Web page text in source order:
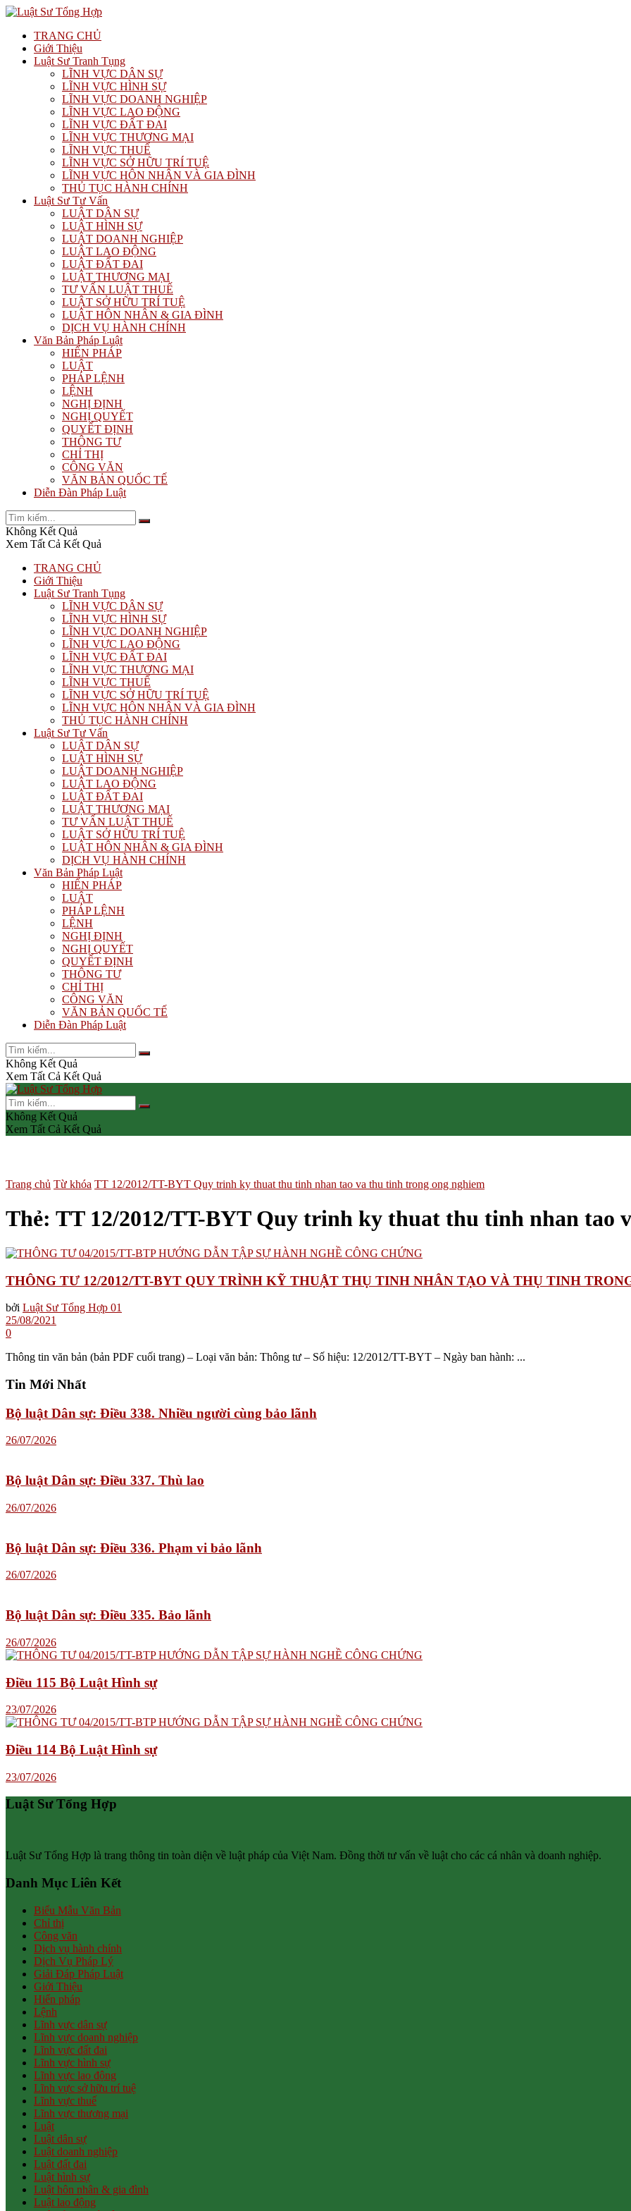
TRANG CHỦ
Giới Thiệu
Luật Sư Tranh Tụng
LĨNH VỰC DÂN SỰ
LĨNH VỰC HÌNH SỰ
LĨNH VỰC DOANH NGHIỆP
LĨNH VỰC LAO ĐỘNG
LĨNH VỰC ĐẤT ĐAI
LĨNH VỰC THƯƠNG MẠI
LĨNH VỰC THUẾ
LĨNH VỰC SỞ HỮU TRÍ TUỆ
LĨNH VỰC HÔN NHÂN VÀ GIA ĐÌNH
THỦ TỤC HÀNH CHÍNH
Luật Sư Tư Vấn
LUẬT DÂN SỰ
LUẬT HÌNH SỰ
LUẬT DOANH NGHIỆP
LUẬT LAO ĐỘNG
LUẬT ĐẤT ĐAI
LUẬT THƯƠNG MẠI
TƯ VẤN LUẬT THUẾ
LUẬT SỞ HỮU TRÍ TUỆ
LUẬT HÔN NHÂN & GIA ĐÌNH
DỊCH VỤ HÀNH CHÍNH
Văn Bản Pháp Luật
HIẾN PHÁP
LUẬT
PHÁP LỆNH
LỆNH
NGHỊ ĐỊNH
NGHỊ QUYẾT
QUYẾT ĐỊNH
THÔNG TƯ
CHỈ THỊ
CÔNG VĂN
VĂN BẢN QUỐC TẾ
Diễn Đàn Pháp Luật
Không Kết Quả
Xem Tất Cả Kết Quả
TRANG CHỦ
Giới Thiệu
Luật Sư Tranh Tụng
LĨNH VỰC DÂN SỰ
LĨNH VỰC HÌNH SỰ
LĨNH VỰC DOANH NGHIỆP
LĨNH VỰC LAO ĐỘNG
LĨNH VỰC ĐẤT ĐAI
LĨNH VỰC THƯƠNG MẠI
LĨNH VỰC THUẾ
LĨNH VỰC SỞ HỮU TRÍ TUỆ
LĨNH VỰC HÔN NHÂN VÀ GIA ĐÌNH
THỦ TỤC HÀNH CHÍNH
Luật Sư Tư Vấn
LUẬT DÂN SỰ
LUẬT HÌNH SỰ
LUẬT DOANH NGHIỆP
LUẬT LAO ĐỘNG
LUẬT ĐẤT ĐAI
LUẬT THƯƠNG MẠI
TƯ VẤN LUẬT THUẾ
LUẬT SỞ HỮU TRÍ TUỆ
LUẬT HÔN NHÂN & GIA ĐÌNH
DỊCH VỤ HÀNH CHÍNH
Văn Bản Pháp Luật
HIẾN PHÁP
LUẬT
PHÁP LỆNH
LỆNH
NGHỊ ĐỊNH
NGHỊ QUYẾT
QUYẾT ĐỊNH
THÔNG TƯ
CHỈ THỊ
CÔNG VĂN
VĂN BẢN QUỐC TẾ
Diễn Đàn Pháp Luật
Không Kết Quả
Xem Tất Cả Kết Quả
Không Kết Quả
Xem Tất Cả Kết Quả
Trang chủ Từ khóa TT 12/2012/TT-BYT Quy trinh ky thuat thu tinh nhan tao va thu tinh trong ong nghiem
Thẻ: TT 12/2012/TT-BYT Quy trinh ky thuat thu tinh nhan tao
THÔNG TƯ 12/2012/TT-BYT QUY TRÌNH KỸ THUẬT THỤ TINH NHÂN TẠO VÀ THỤ TINH
bởi Luật Sư Tổng Hợp 01
25/08/2021
0
Thông tin văn bản (bản PDF cuối trang) – Loại văn bản: Thông tư – Số hiệu: 12/2012/TT-BYT – Ngày ban hành: ...
Tin Mới Nhất
Bộ luật Dân sự: Điều 338. Nhiều người cùng bảo lãnh
26/07/2026
Bộ luật Dân sự: Điều 337. Thù lao
26/07/2026
Bộ luật Dân sự: Điều 336. Phạm vi bảo lãnh
26/07/2026
Bộ luật Dân sự: Điều 335. Bảo lãnh
26/07/2026
Điều 115 Bộ Luật Hình sự
23/07/2026
Điều 114 Bộ Luật Hình sự
23/07/2026
Luật Sư Tổng Hợp
Luật Sư Tổng Hợp là trang thông tin toàn diện về luật pháp của Việt Nam. Đồng thời tư vấn về luật cho các cá nhân và doanh nghiệp.
Danh Mục Liên Kết
Biểu Mẫu Văn Bản
Chỉ thị
Công văn
Dịch vụ hành chính
Dịch Vụ Pháp Lý
Giải Đáp Pháp Luật
Giới Thiệu
Hiến pháp
Lệnh
Lĩnh vực dân sự
Lĩnh vực doanh nghiệp
Lĩnh vực đất đai
Lĩnh vực hình sự
Lĩnh vực lao động
Lĩnh vực sở hữu trí tuệ
Lĩnh vực thuế
Lĩnh vực thương mại
Luật
Luật dân sự
Luật doanh nghiệp
Luật đất đai
Luật hình sự
Luật hôn nhân & gia đình
Luật lao động